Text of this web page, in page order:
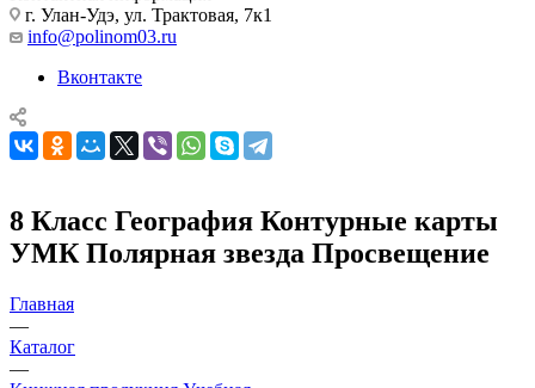
г. Улан-Удэ, ул. Трактовая, 7к1
info@polinom03.ru
Вконтакте
8 Класс География Контурные карты
УМК Полярная звезда Просвещение
Главная
—
Каталог
—